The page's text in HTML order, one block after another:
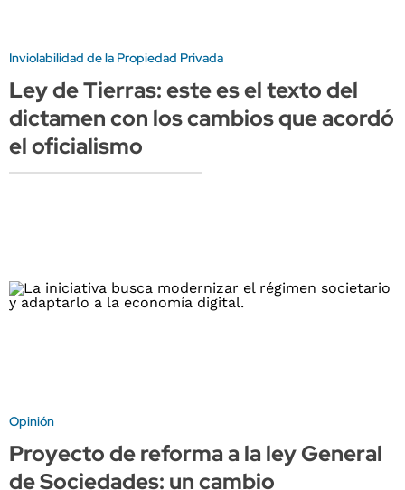
Inviolabilidad de la Propiedad Privada
Ley de Tierras: este es el texto del
dictamen con los cambios que acordó
el oficialismo
Opinión
Proyecto de reforma a la ley General
de Sociedades: un cambio